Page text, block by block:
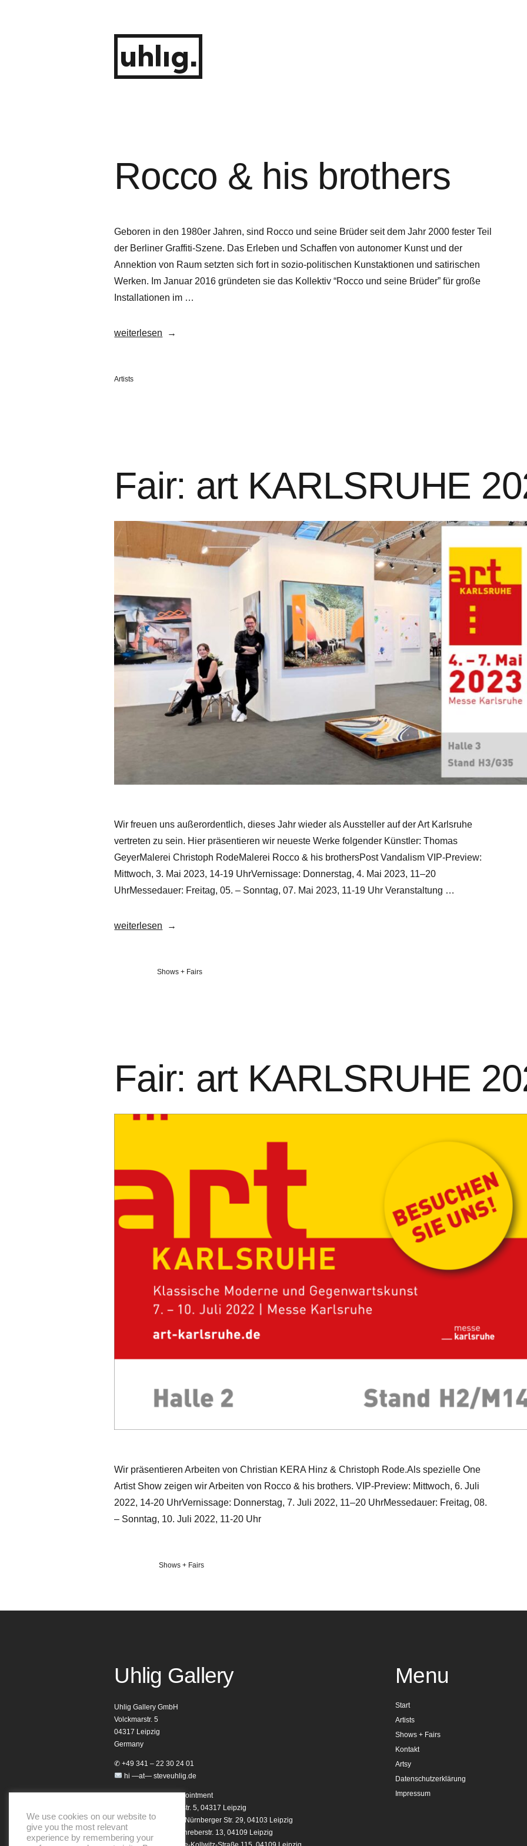
uhlig.
Rocco & his brothers
Geboren in den 1980er Jahren, sind Rocco und seine Brüder seit dem Jahr 2000 fester Teil
der Berliner Graffiti-Szene. Das Erleben und Schaffen von autonomer Kunst und der
Annektion von Raum setzten sich fort in sozio-politischen Kunstaktionen und satirischen
Werken. Im Januar 2016 gründeten sie das Kollektiv “Rocco und seine Brüder” für große
Installationen im …
„Rocco
brothers“
weiterlesen
Veröffentlicht
Artists
Fair: art KARLSRUHE
Wir freuen uns außerordentlich, dieses Jahr wieder als Aussteller auf der Art Karlsruhe
vertreten zu sein. Hier präsentieren wir neueste Werke folgender Künstler: Thomas
GeyerMalerei Christoph RodeMalerei Rocco & his brothersPost Vandalism VIP-Preview:
Mittwoch, 3. Mai 2023, 14-19 UhrVernissage: Donnerstag, 4. Mai 2023, 11–20
UhrMessedauer: Freitag, 05. – Sonntag, 07. Mai 2023, 11-19 Uhr Veranstaltung …
„Fair:
weiterlesen
Veröffentlicht
Shows + Fairs
Fair: art KARLSRUHE
Wir präsentieren Arbeiten von Christian KERA Hinz & Christoph Rode.Als spezielle One
Artist Show zeigen wir Arbeiten von Rocco & his brothers. VIP-Preview: Mittwoch, 6. Juli
2022, 14-20 UhrVernissage: Donnerstag, 7. Juli 2022, 11–20 UhrMessedauer: Freitag, 08.
– Sonntag, 10. Juli 2022, 11-20 Uhr
Veröffentlicht
Shows + Fairs
Uhlig Gallery
Uhlig Gallery GmbH
Volckmarstr. 5
04317 Leipzig
Germany
✆ +49 341 – 22 30 24 01
hi —at— steveuhlig.de
Opening hours by appointment
Homebase: Volckmarstr. 5, 04317 Leipzig
Studio 29 Showroom: Nürnberger Str. 29, 04103 Leipzig
Notary Showroom: Schreberstr. 13, 04109 Leipzig
Menu
Start
Artists
Shows + Fairs
Kontakt
Artsy
Datenschutzerklärung
Impressum
We use cookies on our website to
give you the most relevant
experience by remembering your